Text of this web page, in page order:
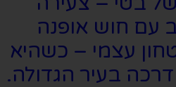
עם חוש אופנה
עצמי – כשהיא
בעיר הגדולה.